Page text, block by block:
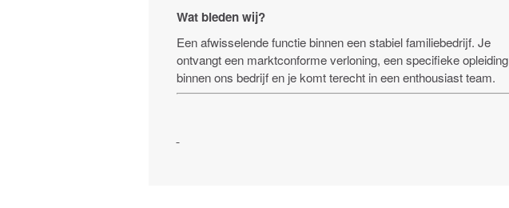
Wat bieden wij?
Een afwisselende functie binnen een stabiel familiebedrijf. Je
ontvangt een marktconforme verloning, een specifieke opleiding
binnen ons bedrijf en je komt terecht in een enthousiast team.